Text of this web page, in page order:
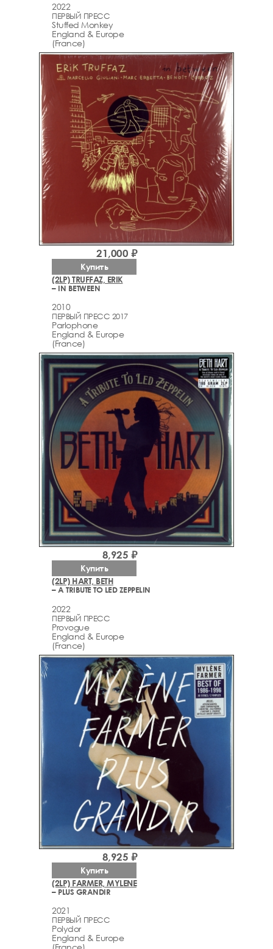
2022
ПЕРВЫЙ ПРЕСС
Stuffed Monkey
England & Europe
(France)
(2LP) TRUFFAZ, ERIK
– IN BETWEEN
2010
ПЕРВЫЙ ПРЕСС 2017
Parlophone
England & Europe
(France)
21,000 ₽
Купить
(2LP) HART, BETH
– A TRIBUTE TO LED ZEPPELIN
2022
ПЕРВЫЙ ПРЕСС
Provogue
England & Europe
(France)
8,925 ₽
Купить
(2LP) FARMER, MYLENE
– PLUS GRANDIR
2021
ПЕРВЫЙ ПРЕСС
Polydor
England & Europe
(France)
8,925 ₽
Купить